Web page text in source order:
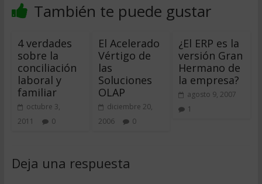
También te puede gustar
4 verdades
sobre la
conciliación
laboral y
familiar
octubre 3,
2011
0
El Acelerado
Vértigo de
las
Soluciones
OLAP
diciembre 20,
2006
0
¿El ERP es la
versión Gran
Hermano de
la empresa?
agosto 9, 2007
1
Deja una respuesta